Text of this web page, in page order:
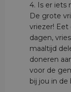
4. Is er iets
De grote
vriezer!
dagen,
maaltijd
doneren
voor de
bij jou in de